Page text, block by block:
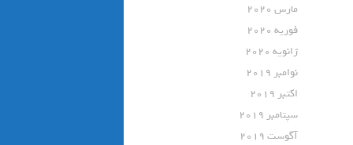
مارس 2020
فوریه 2020
ژانویه 2020
نوامبر 2019
اکتبر 2019
سپتامبر 2019
آگوست 2019